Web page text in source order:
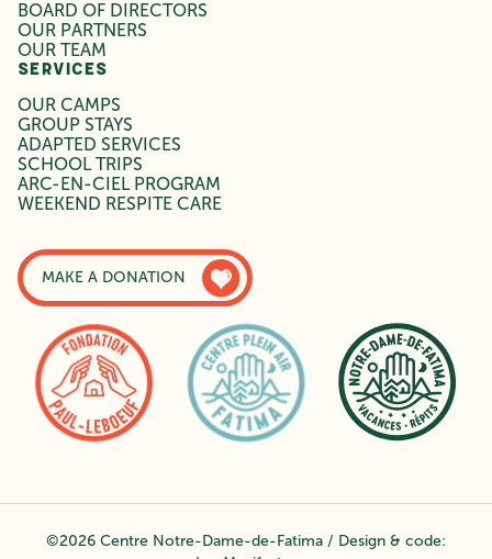
BOARD OF DIRECTORS
OUR PARTNERS
OUR TEAM
SERVICES
OUR CAMPS
GROUP STAYS
ADAPTED SERVICES
SCHOOL TRIPS
ARC-EN-CIEL PROGRAM
WEEKEND RESPITE CARE
MAKE A DONATION
©2026 Centre Notre-Dame-de-Fatima / Design & code: